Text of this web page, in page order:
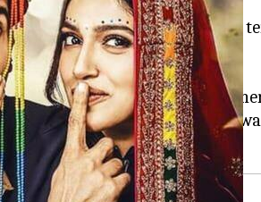
media dalam beberapa
mengatasi ketakutan akan
dan biseksual pada